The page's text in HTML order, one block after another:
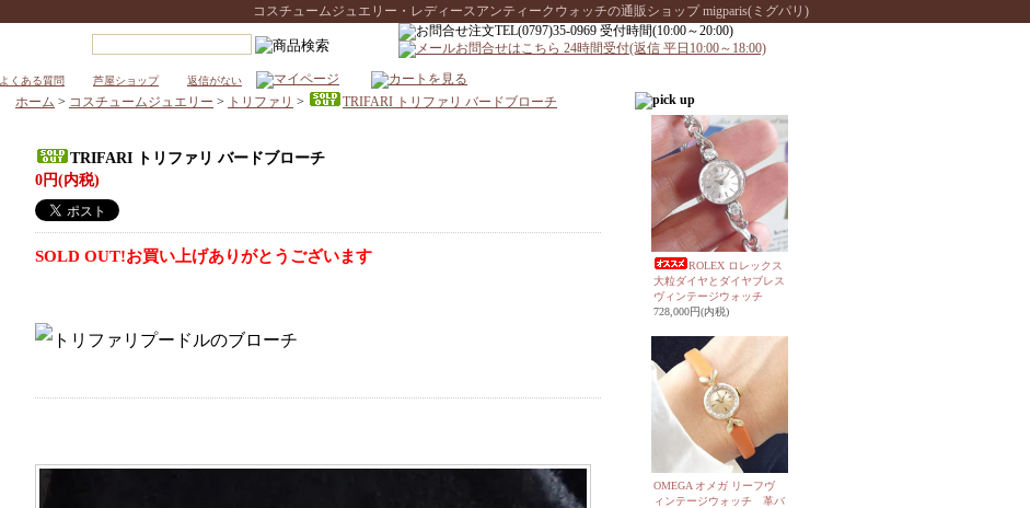
コスチュームジュエリー・レディースアンティークウォッチの通販ショップ migparis(ミグパリ)
よくある質問 芦屋ショップ 返信がない
ホーム > コスチュームジュエリー > トリファリ > TRIFARI トリファリ バードブローチ
TRIFARI トリファリ バードブローチ
0円(内税)
SOLD OUT!お買い上げありがとうございます
ROLEX ロレックス
大粒ダイヤとダイヤブレス
ヴィンテージウォッチ
728,000円(内税)
OMEGA オメガ リーフヴ
ィンテージウォッチ 革バ